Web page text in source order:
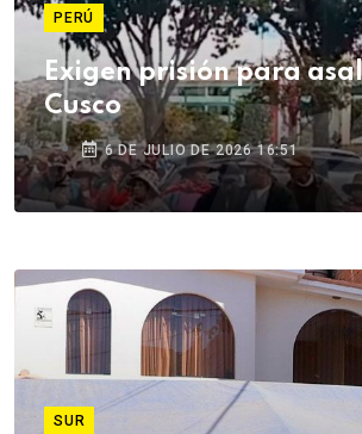
PERÚ
Exigen prisión para
Cusco
6 DE JULIO DE 2026 16:51
SUR